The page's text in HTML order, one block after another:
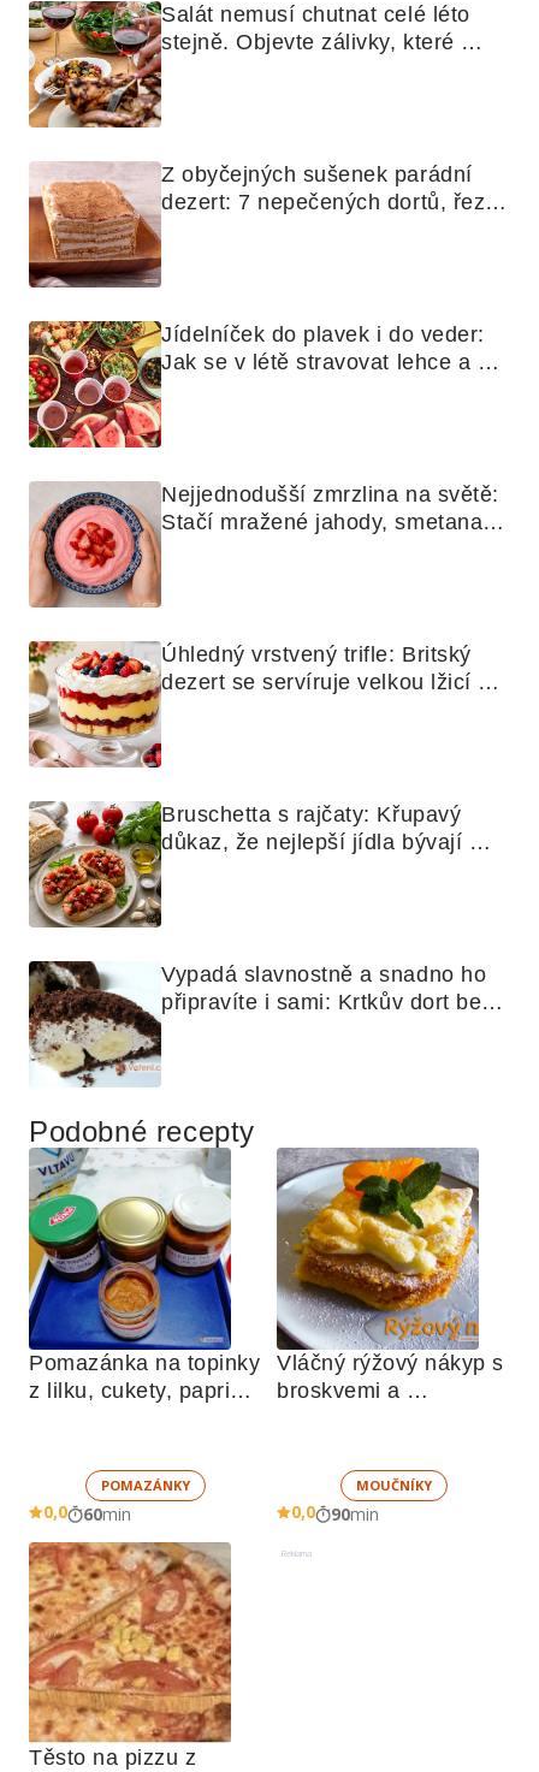
Salát nemusí chutnat celé léto
stejně. Objevte zálivky, které
Z obyčejných sušenek parádní
dezert: 7 nepečených dortů, řezů
Jídelníček do plavek i do veder:
Jak se v létě stravovat lehce a
Nejjednodušší zmrzlina na světě:
Stačí mražené jahody, smetana a
Úhledný vrstvený trifle: Britský
dezert se servíruje velkou lžicí
Bruschetta s rajčaty: Křupavý
důkaz, že nejlepší jídla bývají
Vypadá slavnostně a snadno ho
připravíte i sami: Krtkův dort bez
Podobné recepty
Pomazánka na topinky
z lilku, cukety, paprik,
POMAZÁNKY
0,0 60min
Vláčný rýžový nákyp s
broskvemi a
MOUČNÍKY
0,0 90min
Těsto na pizzu z
Reklama